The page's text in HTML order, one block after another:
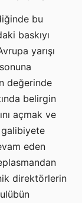
bu
baskıyı
yarışı
değerinde
belirgin
açmak ve
eden
direktörlerin